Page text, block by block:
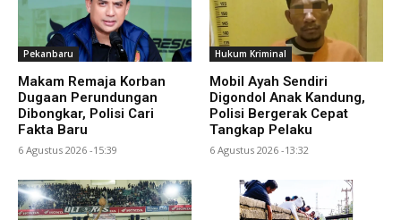
Pekanbaru
Makam Remaja Korban
Dugaan Perundungan
Dibongkar, Polisi Cari
Fakta Baru
6 Agustus 2026 -15:39
Hukum Kriminal
Mobil Ayah Sendiri
Digondol Anak Kandung,
Polisi Bergerak Cepat
Tangkap Pelaku
6 Agustus 2026 -13:32